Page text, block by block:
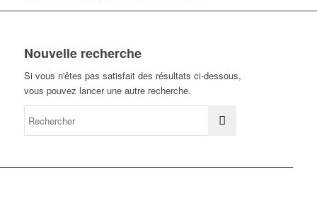
Nouvelle recherche
Si vous n'êtes pas satisfait des résultats ci-dessous,
vous pouvez lancer une autre recherche.